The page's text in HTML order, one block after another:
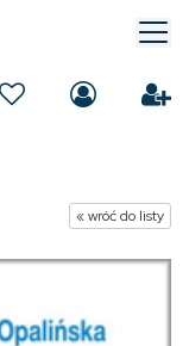
« wróć do listy